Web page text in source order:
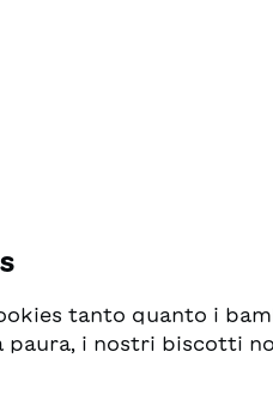
tanto quanto i
paura, i nostri biscotti